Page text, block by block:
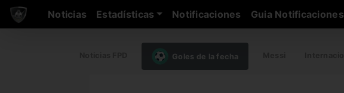
Noticias Estadísticas Notificaciones Guia Notificaciones
Goles de la fecha